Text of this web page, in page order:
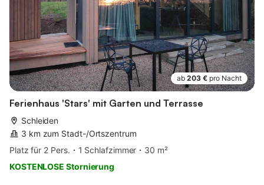
ab 203 € pro Nacht
Ferienhaus 'Stars' mit Garten und Terrasse
Schleiden
3 km zum Stadt-/Ortszentrum
Platz für 2 Pers.
1 Schlafzimmer
30 m²
KOSTENLOSE Stornierung